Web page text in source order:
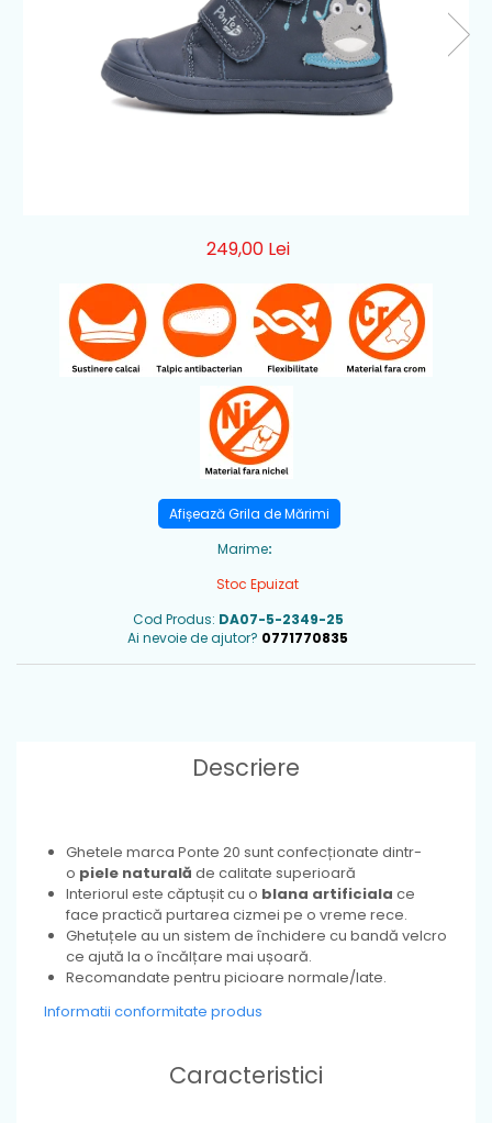
249,00 Lei
Afișează Grila de Mărimi
Marime:
Stoc Epuizat
Cod Produs: DA07-5-2349-25
Ai nevoie de ajutor? 0771770835
Descriere
Ghetele marca Ponte 20 sunt confecționate dintr-
o piele naturală de calitate superioară
Interiorul este căptușit cu o blana artificiala ce
face practică purtarea cizmei pe o vreme rece.
Ghetuțele au un sistem de închidere cu bandă velcro
ce ajută la o încălțare mai ușoară.
Recomandate pentru picioare normale/late.
Informatii conformitate produs
Caracteristici